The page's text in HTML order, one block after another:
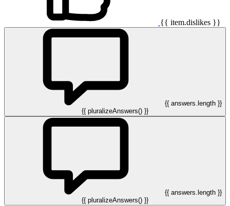
{{ item.dislikes }}
{{ answers.length }}
{{ pluralizeAnswers() }}
{{ answers.length }}
{{ pluralizeAnswers() }}